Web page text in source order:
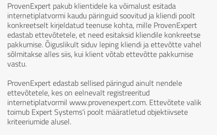
ProvenExpert pakub klientidele ka võimalust esitada
internetiplatvormi kaudu päringuid soovitud ja kliendi poolt
konkreetselt kirjeldatud teenuse kohta, mille ProvenExpert
edastab ettevõtetele, et need esitaksid kliendile konkreetse
pakkumise. Õiguslikult siduv leping kliendi ja ettevõtte vahel
sõlmitakse alles siis, kui klient võtab ettevõtte pakkumise
vastu.
ProvenExpert edastab sellised päringud ainult nendele
ettevõtetele, kes on eelnevalt registreeritud
internetiplatvormil www.provenexpert.com. Ettevõtete valik
toimub Expert Systems'i poolt määratletud objektiivsete
kriteeriumide alusel.